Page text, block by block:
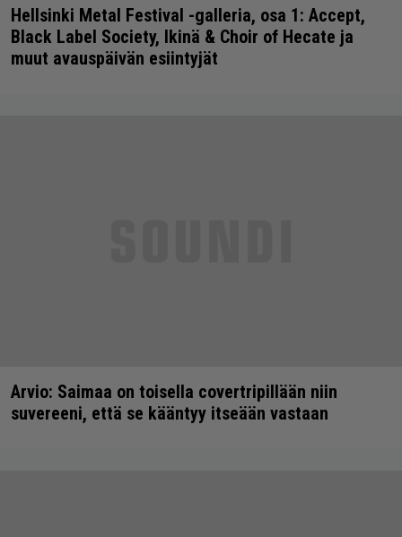
Hellsinki Metal Festival -galleria, osa 1: Accept,
Black Label Society, Ikinä & Choir of Hecate ja
muut avauspäivän esiintyjät
Arvio: Saimaa on toisella covertripillään niin
suvereeni, että se kääntyy itseään vastaan